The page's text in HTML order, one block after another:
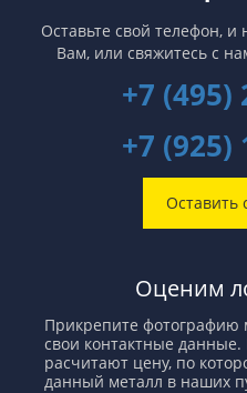
Оставьте свой телефон,
Вам, или свяжитесь с
+7 (495)
+7 (925)
Оставить
Оценим
Прикрепите фотографию
свои контактные
расчитают цену, по
данный металл в наших